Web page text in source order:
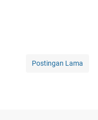
Postingan Lama